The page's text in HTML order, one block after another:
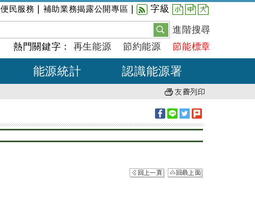
便民服務 補助業務揭露公開專區 字級 小 中 大
進階搜尋
熱門關鍵字： 再生能源 節約能源 節能標章
能源統計 認識能源署